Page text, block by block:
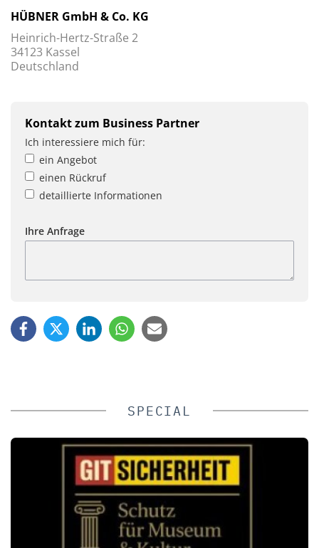
HÜBNER GmbH & Co. KG
Heinrich-Hertz-Straße 2
34123 Kassel
Deutschland
Kontakt zum Business Partner
Ich interessiere mich für:
ein Angebot
einen Rückruf
detaillierte Informationen
Ihre Anfrage
SPECIAL